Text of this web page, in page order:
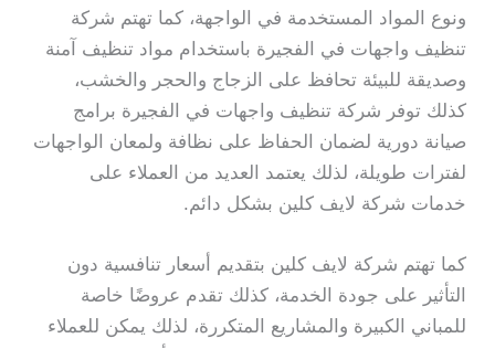
ونوع المواد المستخدمة في الواجهة، كما تهتم شركة
تنظيف واجهات في الفجيرة باستخدام مواد تنظيف آمنة
وصديقة للبيئة تحافظ على الزجاج والحجر والخشب،
كذلك توفر شركة تنظيف واجهات في الفجيرة برامج
صيانة دورية لضمان الحفاظ على نظافة ولمعان الواجهات
لفترات طويلة، لذلك يعتمد العديد من العملاء على
خدمات شركة لايف كلين بشكل دائم.
كما تهتم شركة لايف كلين بتقديم أسعار تنافسية دون
التأثير على جودة الخدمة، كذلك تقدم عروضًا خاصة
للمباني الكبيرة والمشاريع المتكررة، لذلك يمكن للعملاء